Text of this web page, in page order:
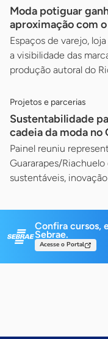
Moda potiguar
aproximação com
Espaços de varejo,
a visibilidade das
produção autoral do
Projetos e parcerias
Sustentabilidade
cadeia da moda no
Painel reuniu
Guararapes/
sustentáveis,
Confira cursos,
Sebrae.
Acesse o Portal